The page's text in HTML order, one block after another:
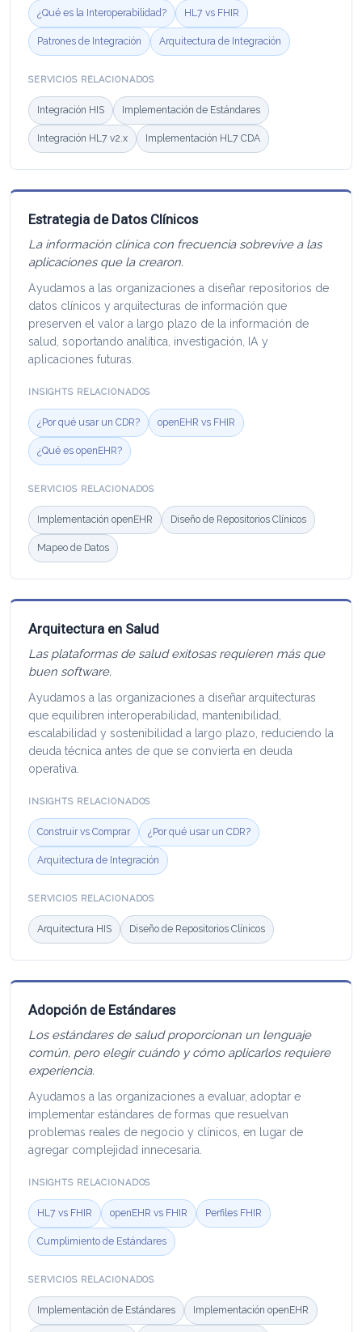
¿Qué es la Interoperabilidad? HL7 vs FHIR
Patrones de Integración Arquitectura de Integración
SERVICIOS RELACIONADOS
Integración HIS Implementación de Estándares
Integración HL7 v2.x Implementación HL7 CDA
Estrategia de Datos Clínicos
La información clínica con frecuencia sobrevive a las
aplicaciones que la crearon.
Ayudamos a las organizaciones a diseñar repositorios de
datos clínicos y arquitecturas de información que
preserven el valor a largo plazo de la información de
salud, soportando analítica, investigación, IA y
aplicaciones futuras.
INSIGHTS RELACIONADOS
¿Por qué usar un CDR? openEHR vs FHIR
¿Qué es openEHR?
SERVICIOS RELACIONADOS
Implementación openEHR Diseño de Repositorios Clínicos
Mapeo de Datos
Arquitectura en Salud
Las plataformas de salud exitosas requieren más que
buen software.
Ayudamos a las organizaciones a diseñar arquitecturas
que equilibren interoperabilidad, mantenibilidad,
escalabilidad y sostenibilidad a largo plazo, reduciendo la
deuda técnica antes de que se convierta en deuda
operativa.
INSIGHTS RELACIONADOS
Construir vs Comprar ¿Por qué usar un CDR?
Arquitectura de Integración
SERVICIOS RELACIONADOS
Arquitectura HIS Diseño de Repositorios Clínicos
Adopción de Estándares
Los estándares de salud proporcionan un lenguaje
común, pero elegir cuándo y cómo aplicarlos requiere
experiencia.
Ayudamos a las organizaciones a evaluar, adoptar e
implementar estándares de formas que resuelvan
problemas reales de negocio y clínicos, en lugar de
agregar complejidad innecesaria.
INSIGHTS RELACIONADOS
HL7 vs FHIR openEHR vs FHIR Perfiles FHIR
Cumplimiento de Estándares
SERVICIOS RELACIONADOS
Implementación de Estándares Implementación openEHR